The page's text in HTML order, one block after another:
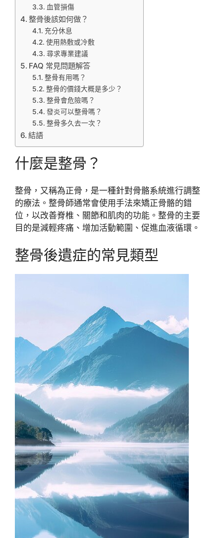
血管損傷
整骨後該如何做？
充分休息
使用熱敷或冷敷
尋求專業建議
FAQ 常見問題解答
整骨有用嗎？
整骨的價錢大概是多少？
整骨會危險嗎？
發炎可以整骨嗎？
整骨多久去一次？
結語
什麼是整骨？
整骨，又稱為正骨，是一種針對骨骼系統進行調整
的療法。整骨師通常會使用手法來矯正骨骼的錯
位，以改善脊椎、關節和肌肉的功能。整骨的主要
目的是減輕疼痛、增加活動範圍、促進血液循環。
整骨後遺症的常見類型